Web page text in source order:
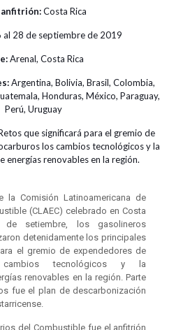
anfitrión:Costa Rica
al 28 de septiembre de 2019
Arenal, Costa Rica
Argentina, Bolivia, Brasil, Colombia,
Honduras, México, Paraguay,
Perú, Uruguay
que significará para el gremio de
los cambios tecnológicos y la
energías renovables en la región.
la Comisión Latinoamericana de
(CLAEC) celebrado en Costa
setiembre, los gasolineros
detenidamente los principales
el gremio de expendedores de
cambios tecnológicos y la
renovables en la región. Parte
fue el plan de descarbonización
del Combustible fue el anfitrión